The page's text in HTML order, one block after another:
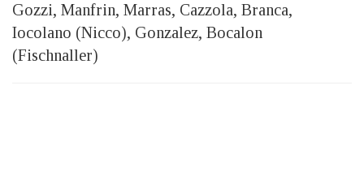
Gozzi, Manfrin, Marras, Cazzola, Branca,
Iocolano (Nicco), Gonzalez, Bocalon
(Fischnaller)